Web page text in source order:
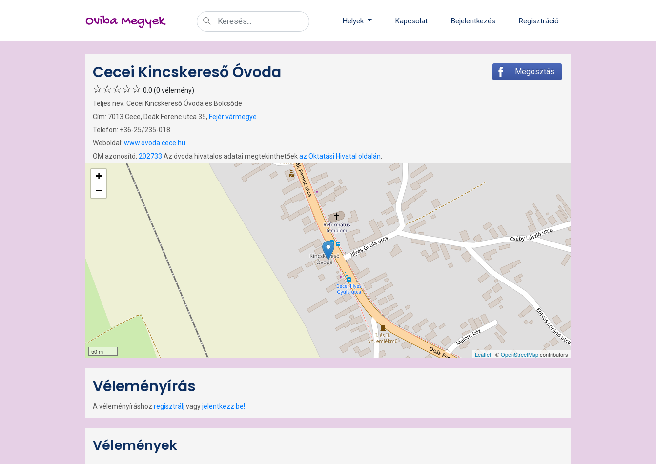
Oviba Megyek Helyek Kapcsolat Bejelentkezés Regisztráció
Cecei Kincskereső Óvoda Megosztás
0.0 (0 vélemény)
Teljes név: Cecei Kincskereső Óvoda és Bölcsőde
Cím: 7013 Cece, Deák Ferenc utca 35, Fejér vármegye
Telefon: +36-25/235-018
Weboldal: www.ovoda.cece.hu
OM azonosító: 202733 Az óvoda hivatalos adatai megtekinthetőekaz Oktatási Hivatal oldalán
+
−
50 m Leaflet | ©OpenStreetMapcontributors
Véleményírás
A véleményíráshoz regisztrálj vagyjelentkezz be!
Vélemények